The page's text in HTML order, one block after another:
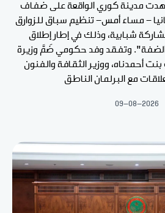
مدينة كوري الواقعة على ضفاف
- مساء أمس- تنظيم سباق للزوارق
شبابية، وذلك في إطار إطلاق
وتفقد وفد حكومي ضَمَّ وزيرة
بنت أحمدناه، ووزير الثقافة والفنون
مع البرلمان الناطق
09-08-2026